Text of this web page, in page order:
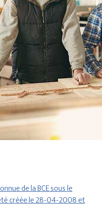
de la BCE sous le
créée le 28-04-2008 et